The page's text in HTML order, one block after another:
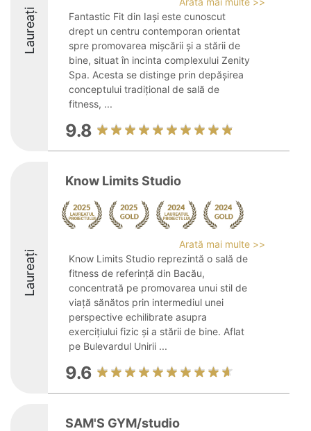
Laureați
Fantastic Fit din Iași este cunoscut
drept un centru contemporan orientat
spre promovarea mișcării și a stării de
bine, situat în incinta complexului Zenity
Spa. Acesta se distinge prin depășirea
conceptului tradițional de sală de
fitness, ...
9.8
Laureați
Know Limits Studio
Arată mai multe >>
Know Limits Studio reprezintă o sală de
fitness de referință din Bacău,
concentrată pe promovarea unui stil de
viață sănătos prin intermediul unei
perspective echilibrate asupra
exercițiului fizic și a stării de bine. Aflat
pe Bulevardul Unirii ...
9.6
SAM'S GYM/studio